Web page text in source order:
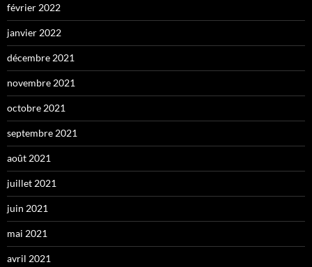
février 2022
janvier 2022
décembre 2021
novembre 2021
octobre 2021
septembre 2021
août 2021
juillet 2021
juin 2021
mai 2021
avril 2021